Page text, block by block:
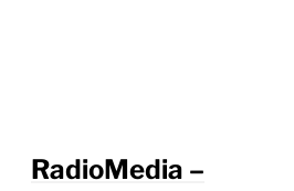
RadioMedia –